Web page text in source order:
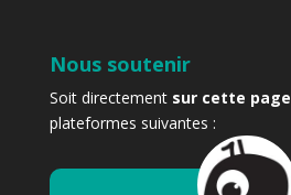
Nous soutenir
Soit directement sur cette page
plateformes suivantes :